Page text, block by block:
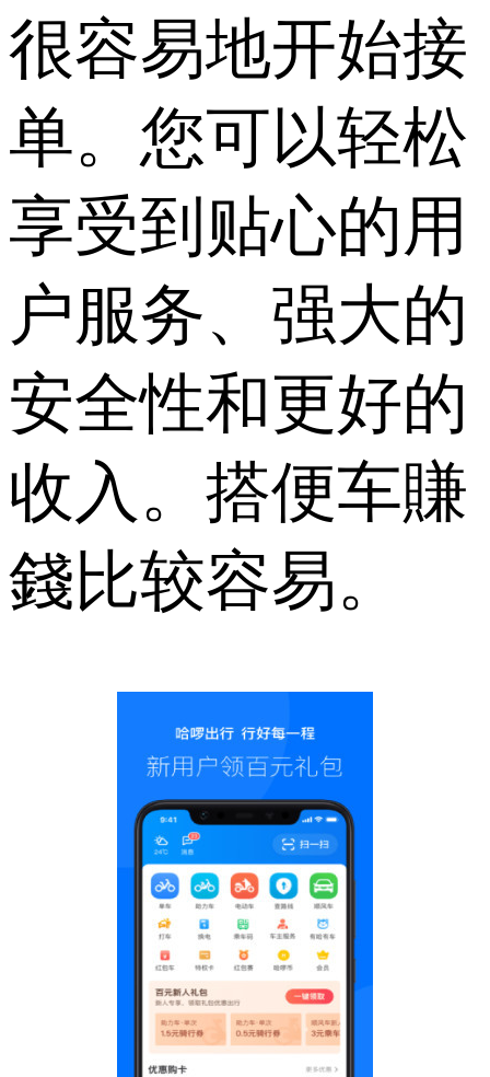
很容易地开始接
单。您可以轻松
享受到贴心的用
户服务、强大的
安全性和更好的
收入。搭便车賺
錢比较容易。